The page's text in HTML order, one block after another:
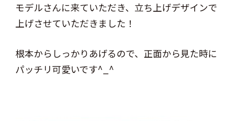
モデルさんに来ていただき、立ち上げデザインで
上げさせていただきました！
根本からしっかりあげるので、正面から見た時に
パッチリ可愛いです^_^